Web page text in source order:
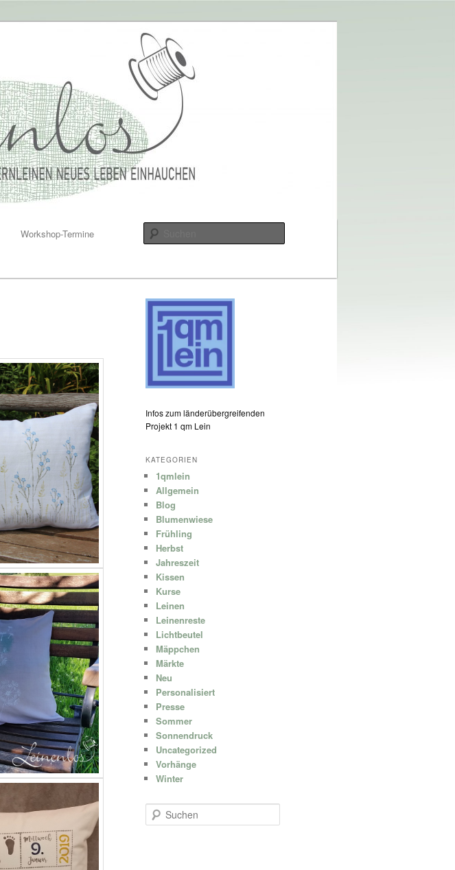
Workshop-Termine
Infos zum länderübergreifenden
Projekt 1 qm Lein
KATEGORIEN
1qmlein
Allgemein
Blog
Blumenwiese
Frühling
Herbst
Jahreszeit
Kissen
Kurse
Leinen
Leinenreste
Lichtbeutel
Mäppchen
Märkte
Neu
Personalisiert
Presse
Sommer
Sonnendruck
Uncategorized
Vorhänge
Winter
u